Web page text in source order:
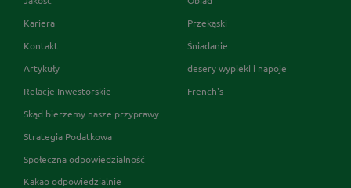
Kariera
Kontakt
Artykuły
Relacje Inwestorskie
Skąd bierzemy nasze przyprawy
Strategia Podatkowa
Społeczna odpowiedzialność
Kakao odpowiedzialnie
Przekąski
Śniadanie
desery wypieki i napoje
French's